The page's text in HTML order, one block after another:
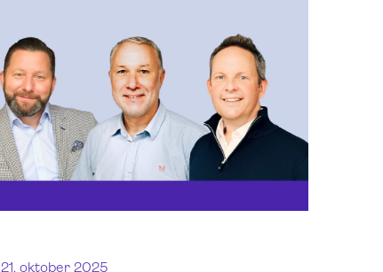
21. oktober 2025